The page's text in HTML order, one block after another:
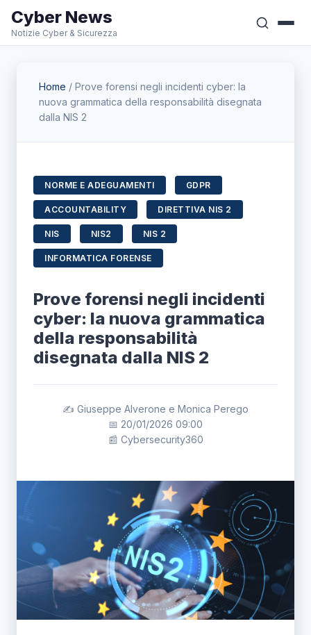
Cyber News
Notizie Cyber & Sicurezza
Home / Prove forensi negli incidenti cyber: la
nuova grammatica della responsabilità disegnata
dalla NIS 2
NORME E ADEGUAMENTI GDPR
ACCOUNTABILITY DIRETTIVA NIS 2
NIS NIS2 NIS 2
INFORMATICA FORENSE
Prove forensi negli incidenti
cyber: la nuova grammatica
della responsabilità
disegnata dalla NIS 2
✍️ Giuseppe Alverone e Monica Perego
📅 20/01/2026 09:00
📰 Cybersecurity360